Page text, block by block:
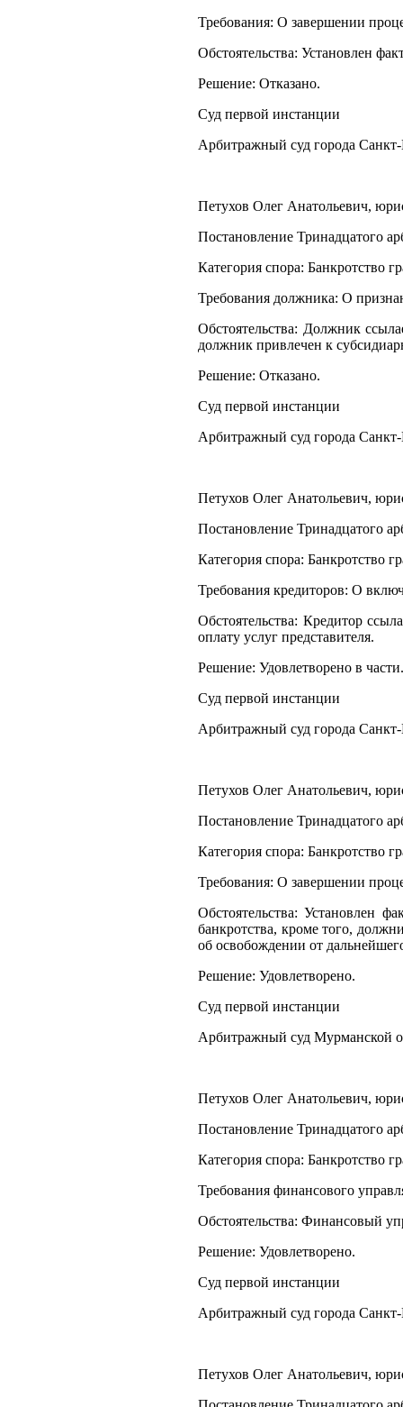
Требования: О завершении
Обстоятельства: Установлен
Решение: Отказано.
Суд первой инстанции
Арбитражный суд города
Петухов Олег Анатольевич,
Постановление Тринадцатого
Категория спора: Банкротство
Требования должника: О
Обстоятельства: Должник
должник привлечен к
Решение: Отказано.
Суд первой инстанции
Арбитражный суд города
Петухов Олег Анатольевич,
Постановление Тринадцатого
Категория спора: Банкротство
Требования кредиторов: О
Обстоятельства: Кредитор
оплату услуг представителя.
Решение: Удовлетворено в части.
Суд первой инстанции
Арбитражный суд города
Петухов Олег Анатольевич,
Постановление Тринадцатого
Категория спора: Банкротство
Требования: О завершении
Обстоятельства: Установлен
банкротства, кроме того,
об освобождении от
Решение: Удовлетворено.
Суд первой инстанции
Арбитражный суд Мурманской
Петухов Олег Анатольевич,
Постановление Тринадцатого
Категория спора: Банкротство
Требования финансового
Обстоятельства: Финансовый
Решение: Удовлетворено.
Суд первой инстанции
Арбитражный суд города
Петухов Олег Анатольевич,